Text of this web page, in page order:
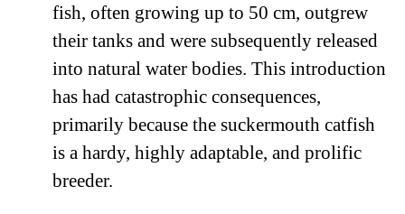
fish, often growing up to 50 cm, outgrew
their tanks and were subsequently released
into natural water bodies. This introduction
has had catastrophic consequences,
primarily because the suckermouth catfish
is a hardy, highly adaptable, and prolific
breeder.